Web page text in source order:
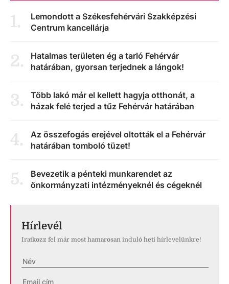
1.
Lemondott a Székesfehérvári Szakképzési
Centrum kancellárja
2.
Hatalmas területen ég a tarló Fehérvár
határában, gyorsan terjednek a lángok!
3.
Több lakó már el kellett hagyja otthonát, a
házak felé terjed a tűz Fehérvár határában
4.
Az összefogás erejével oltották el a Fehérvár
határában tomboló tüzet!
5.
Bevezetik a pénteki munkarendet az
önkormányzati intézményeknél és cégeknél
Hírlevél
Iratkozz fel már most hamarosan induló heti hírlevelünkre!